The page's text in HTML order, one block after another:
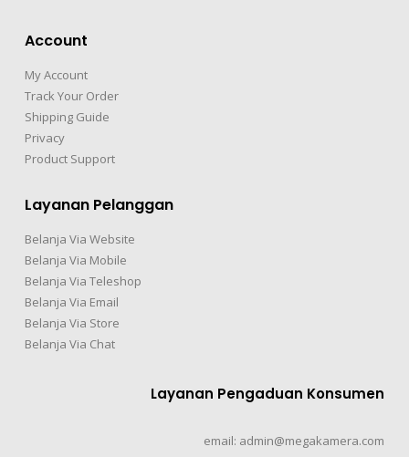
Account
My Account
Track Your Order
Shipping Guide
Privacy
Product Support
Layanan Pelanggan
Belanja Via Website
Belanja Via Mobile
Belanja Via Teleshop
Belanja Via Email
Belanja Via Store
Belanja Via Chat
Layanan Pengaduan Konsumen
email: admin@megakamera.com